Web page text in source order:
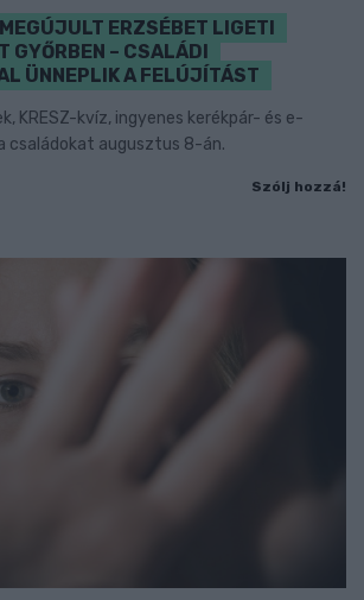
ERZSÉBET LIGETI
GYŐRBEN – CSALÁDI
ÜNNEPLIK A FELÚJÍTÁST
KRESZ-kvíz, ingyenes kerékpár- és e-
családokat augusztus 8-án.
Szólj hozzá!